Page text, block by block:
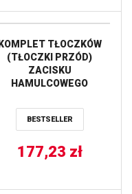
TŁOCZKÓW
(TŁOCZKI PRZÓD)
ZACISKU
HAMULCOWEGO
XP 4 ’20, RZR Turbo Pro
XP 4 Premium ’21, RZR
RZR Turbo Pro XP 4
Ultimate ’21 / TYŁ
Mud ’21 ALL BALLS
BESTSELLER
177,23 zł